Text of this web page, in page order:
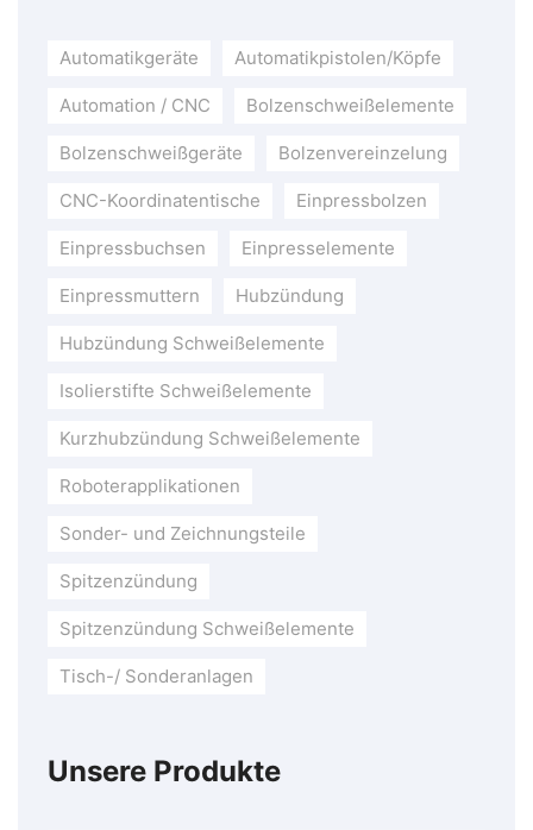
Automatikgeräte Automatikpistolen/Köpfe
Automation / CNC Bolzenschweißelemente
Bolzenschweißgeräte Bolzenvereinzelung
CNC-Koordinatentische Einpressbolzen
Einpressbuchsen Einpresselemente
Einpressmuttern Hubzündung
Hubzündung Schweißelemente
Isolierstifte Schweißelemente
Kurzhubzündung Schweißelemente
Roboterapplikationen
Sonder- und Zeichnungsteile
Spitzenzündung
Spitzenzündung Schweißelemente
Tisch-/ Sonderanlagen
Unsere Produkte